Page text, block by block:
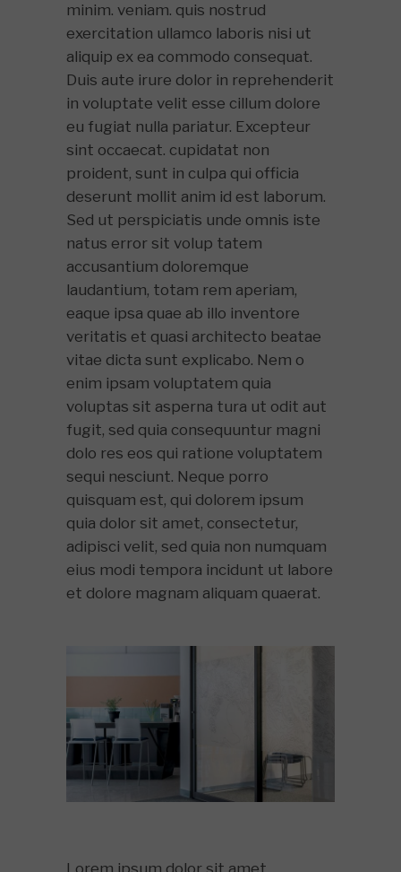
minim. veniam. quis nostrud
exercitation ullamco laboris nisi ut
aliquip ex ea commodo consequat.
Duis aute irure dolor in reprehenderit
in voluptate velit esse cillum dolore
eu fugiat nulla pariatur. Excepteur
sint occaecat. cupidatat non
proident, sunt in culpa qui officia
deserunt mollit anim id est laborum.
Sed ut perspiciatis unde omnis iste
natus error sit volup tatem
accusantium doloremque
laudantium, totam rem aperiam,
eaque ipsa quae ab illo inventore
veritatis et quasi architecto beatae
vitae dicta sunt explicabo. Nem o
enim ipsam voluptatem quia
voluptas sit asperna tura ut odit aut
fugit, sed quia consequuntur magni
dolo res eos qui ratione voluptatem
sequi nesciunt. Neque porro
quisquam est, qui dolorem ipsum
quia dolor sit amet, consectetur,
adipisci velit, sed quia non numquam
eius modi tempora incidunt ut labore
et dolore magnam aliquam quaerat.
Lorem ipsum dolor sit amet,